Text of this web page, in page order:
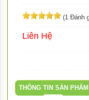
(1 Đánh
Liên Hệ
THÔNG TIN SẢN PHẨM